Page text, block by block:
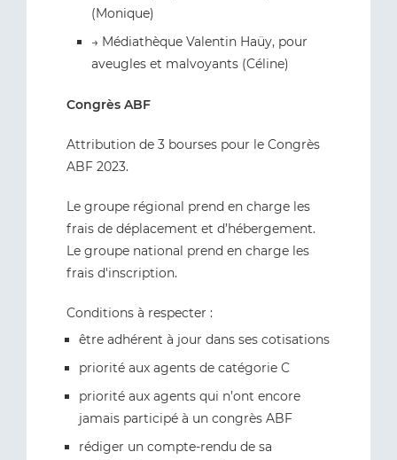
(Monique)
→ Médiathèque Valentin Haüy, pour
aveugles et malvoyants (Céline)
Congrès ABF
Attribution de 3 bourses pour le Congrès
ABF 2023.
Le groupe régional prend en charge les
frais de déplacement et d’hébergement.
Le groupe national prend en charge les
frais d'inscription.
Conditions à respecter :
être adhérent à jour dans ses cotisations
priorité aux agents de catégorie C
priorité aux agents qui n’ont encore
jamais participé à un congrès ABF
rédiger un compte-rendu de sa